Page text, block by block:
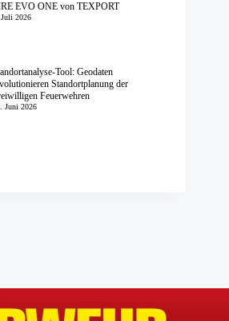
EVO ONE von TEXPORT
2026
Tool: Geodaten
Standortplanung der
Feuerwehren
Juni 2026